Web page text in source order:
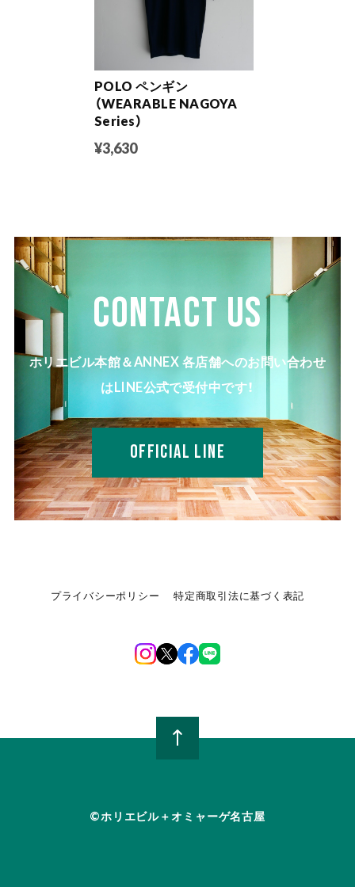
POLO ペンギン
（WEARABLE NAGOYA
Series）
¥3,630
CONTACT US
ホリエビル本館＆ANNEX 各店舗へのお問い合わせ
はLINE公式で受付中です！
OFFICIAL LINE
プライバシーポリシー 特定商取引法に基づく表記
©︎ホリエビル＋オミャーゲ名古屋